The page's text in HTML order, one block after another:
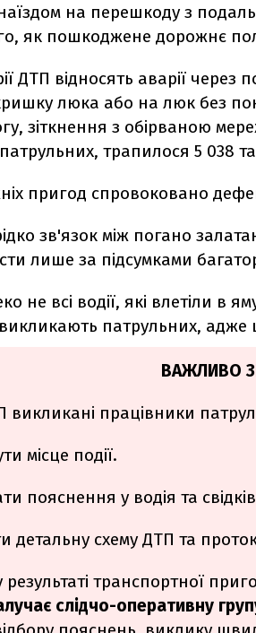
на перешкоду з
як пошкоджене дорожнє
ДТП відносять аварії
люка або на люк без
зіткнення з обірваною
трапилося 5 038
пригод спровоковано
зв'язок між погано
лише за підсумками
не всі водії, які влетіли в
патрульних,
ВАЖЛИВО
працівники
місце події.
пояснення у водія та
детальну схему ДТП та
транспортної
слідчо-оперативну